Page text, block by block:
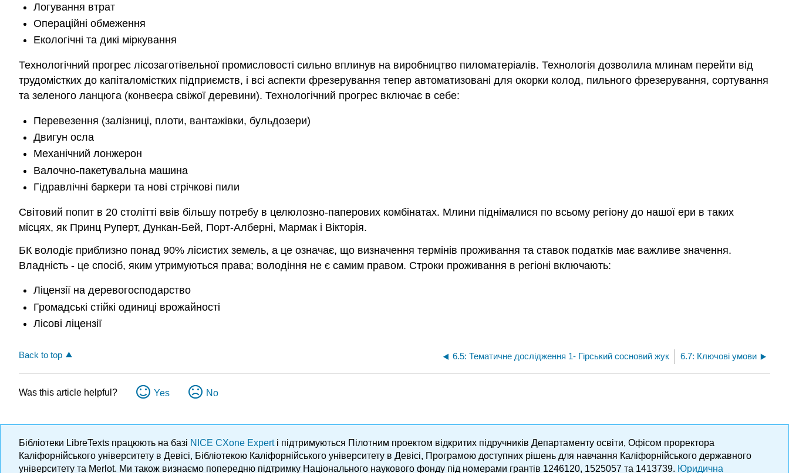
Логування втрат
Операційні обмеження
Екологічні та дикі міркування
Технологічний прогрес лісозаготівельної промисловості сильно вплинув на виробництво пиломатеріалів. Технологія дозволила млинам перейти від
трудомістких до капіталомістких підприємств, і всі аспекти фрезерування тепер автоматизовані для окорки колод, пильного фрезерування, сортування
та зеленого ланцюга (конвеєра свіжої деревини). Технологічний прогрес включає в себе:
Перевезення (залізниці, плоти, вантажівки, бульдозери)
Двигун осла
Механічний лонжерон
Валочно-пакетувальна машина
Гідравлічні баркери та нові стрічкові пили
Світовий попит в 20 столітті ввів більшу потребу в целюлозно-паперових комбінатах. Млини піднімалися по всьому регіону до нашої ери в таких
місцях, як Принц Руперт, Дункан-Бей, Порт-Алберні, Мармак і Вікторія.
БК володіє приблизно понад 90% лісистих земель, а це означає, що визначення термінів проживання та ставок податків має важливе значення.
Владність - це спосіб, яким утримуються права; володіння не є самим правом. Строки проживання в регіоні включають:
Ліцензії на деревогосподарство
Громадські стійкі одиниці врожайності
Лісові ліцензії
Back to top 6.5: Тематичне дослідження 1- Гірський сосновий жук 6.7: Ключові умови
Was this article helpful? Yes No
Бібліотеки LibreTexts працюють на базі NICE CXone Expert і підтримуються Пілотним проектом відкритих підручників Департаменту освіти, Офісом проректора
Каліфорнійського університету в Девісі, Бібліотекою Каліфорнійського університету в Девісі, Програмою доступних рішень для навчання Каліфорнійського державного
університету та Merlot. Ми також визнаємо попередню підтримку Національного наукового фонду під номерами грантів 1246120, 1525057 та 1413739. Юридична